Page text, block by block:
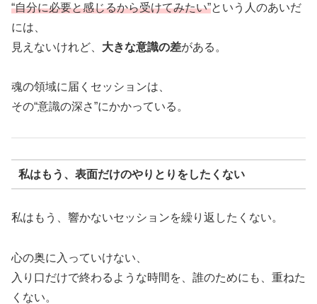
“自分に必要と感じるから受けてみたい”という人のあいだ
には、
見えないけれど、 大きな意識の差がある。
魂の領域に届くセッションは、
その“意識の深さ”にかかっている。
私はもう、表面だけのやりとりをしたくない
私はもう、響かないセッションを繰り返したくない。
心の奥に入っていけない、
入り口だけで終わるような時間を、誰のためにも、重ねた
くない。